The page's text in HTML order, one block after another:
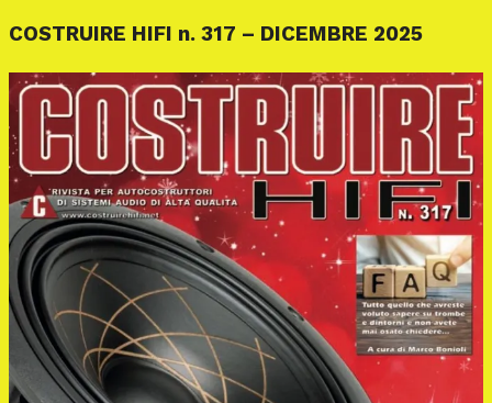
COSTRUIRE HIFI n. 317 – DICEMBRE 2025